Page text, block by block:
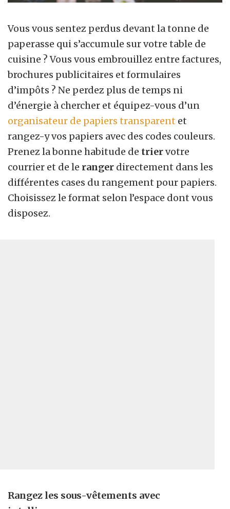
Vous vous sentez perdus devant la tonne de
paperasse qui s’accumule sur votre table de
cuisine ? Vous vous embrouillez entre factures,
brochures publicitaires et formulaires
d’impôts ? Ne perdez plus de temps ni
d’énergie à chercher et équipez-vous d’un
organisateur de papiers transparent et
rangez-y vos papiers avec des codes couleurs.
Prenez la bonne habitude de triervotre
courrier et de le ranger directement dans les
différentes cases du rangement pour papiers.
Choisissez le format selon l’espace dont vous
disposez.
Rangez les sous-vêtements avec